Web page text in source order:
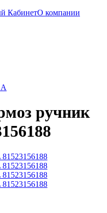
КабинетО компании
ручник